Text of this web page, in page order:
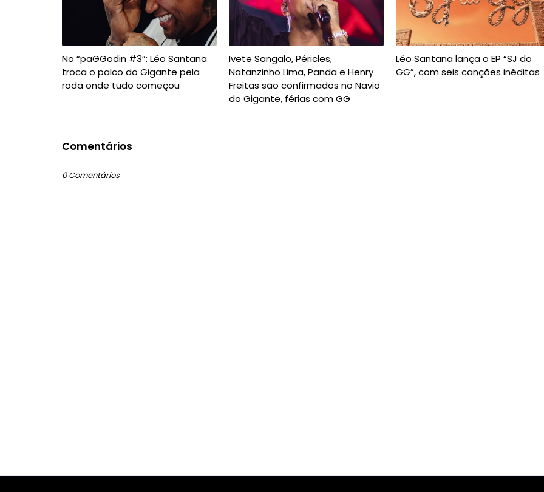
No “paGGodin #3”: Léo Santana
troca o palco do Gigante pela
roda onde tudo começou
Ivete Sangalo, Péricles,
Natanzinho Lima, Panda e Henry
Freitas são confirmados no Navio
do Gigante, férias com GG
Léo Santana lança o EP “SJ do
GG”, com seis canções inéditas
Comentários
0 Comentários